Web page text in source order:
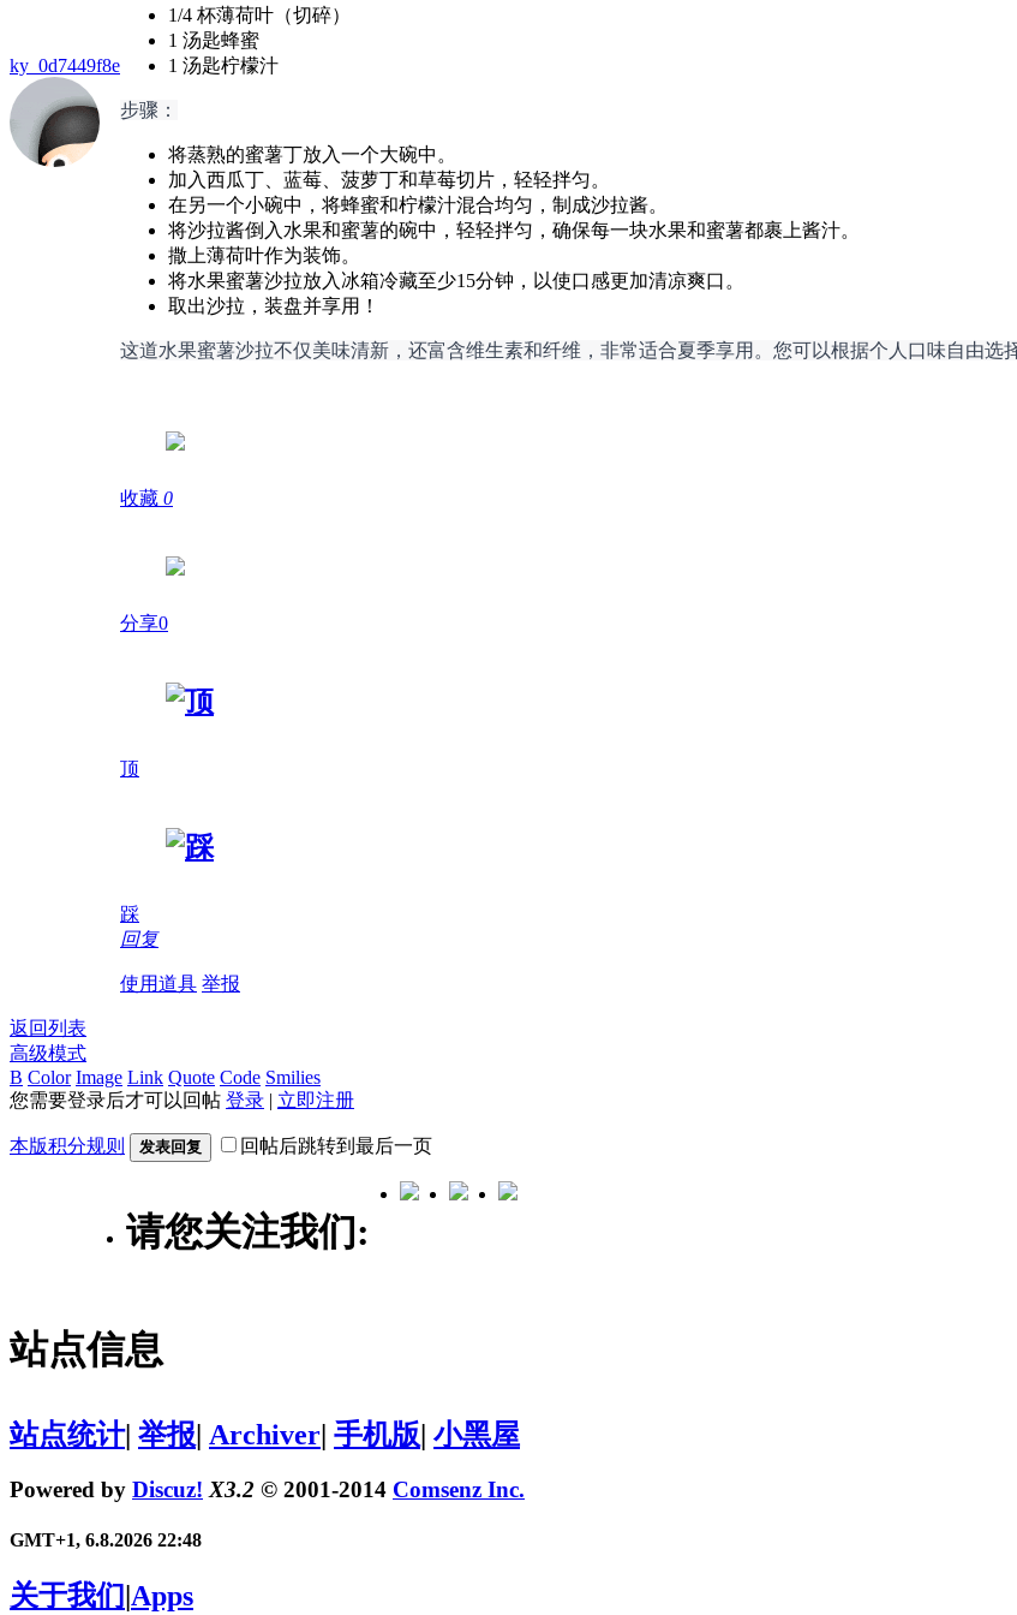
ky_0d7449f8e
1/4 杯薄荷叶（切碎）
1 汤匙蜂蜜
1 汤匙柠檬汁
步骤：
将蒸熟的蜜薯丁放入一个大碗中。
加入西瓜丁、蓝莓、菠萝丁和草莓切片，轻轻拌匀。
在另一个小碗中，将蜂蜜和柠檬汁混合均匀，制成沙拉酱。
将沙拉酱倒入水果和蜜薯的碗中，轻轻拌匀，确保每一块水果和蜜薯都裹上酱汁。
撒上薄荷叶作为装饰。
将水果蜜薯沙拉放入冰箱冷藏至少15分钟，以使口感更加清凉爽口。
取出沙拉，装盘并享用！
这道水果蜜薯沙拉不仅美味清新，还富含维生素和纤维，非常适合夏季享用。您可以根据个人口味自由选
收藏 0
分享0
顶
踩
回复
使用道具 举报
返回列表
高级模式
B Color Image Link Quote Code Smilies
您需要登录后才可以回帖 登录 | 立即注册
本版积分规则 发表回复 回帖后跳转到最后一页
请您关注我们:
站点信息
站点统计| 举报| Archiver| 手机版| 小黑屋
Powered by Discuz! X3.2 © 2001-2014 Comsenz Inc.
GMT+1, 6.8.2026 22:48
关于我们|Apps